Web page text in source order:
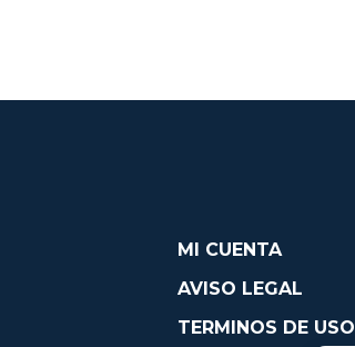
MI CUENTA
AVISO LEGAL
TERMINOS DE USO